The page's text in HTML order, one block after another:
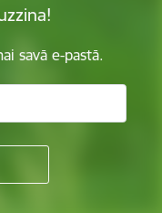
savā e-pastā.